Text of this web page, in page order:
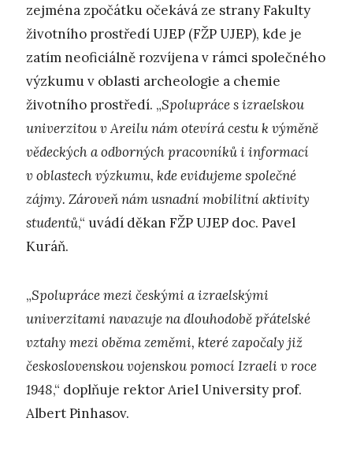
zejména zpočátku očekává ze strany Fakulty
životního prostředí UJEP (FŽP UJEP), kde je
zatím neoficiálně rozvíjena v rámci společného
výzkumu v oblasti archeologie a chemie
životního prostředí. „Spolupráce s izraelskou
univerzitou v Areilu nám otevírá cestu k výměně
vědeckých a odborných pracovníků i informací
v oblastech výzkumu, kde evidujeme společné
zájmy. Zároveň nám usnadní mobilitní aktivity
studentů,“ uvádí děkan FŽP UJEP doc. Pavel
Kuráň.
„Spolupráce mezi českými a izraelskými
univerzitami navazuje na dlouhodobě přátelské
vztahy mezi oběma zeměmi, které započaly již
československou vojenskou pomocí Izraeli v roce
1948,“ doplňuje rektor Ariel University prof.
Albert Pinhasov.